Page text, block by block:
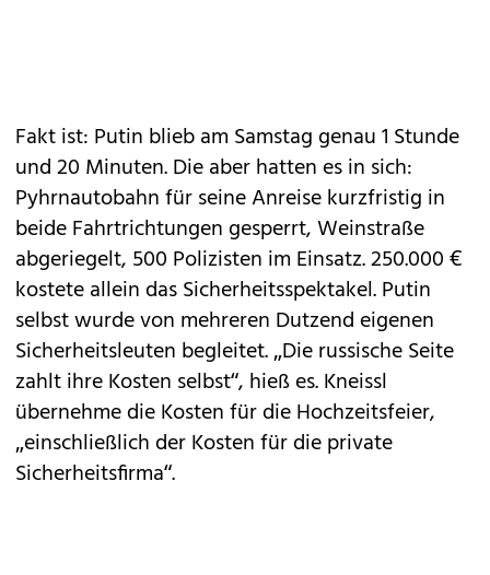
Fakt ist: Putin blieb am Samstag genau 1 Stunde
und 20 Minuten. Die aber hatten es in sich:
Pyhrnautobahn für seine Anreise kurzfristig in
beide Fahrtrichtungen gesperrt, Weinstraße
abgeriegelt, 500 Polizisten im Einsatz. 250.000 €
kostete allein das Sicherheitsspektakel. Putin
selbst wurde von mehreren Dutzend eigenen
Sicherheitsleuten begleitet. „Die russische Seite
zahlt ihre Kosten selbst“, hieß es. Kneissl
übernehme die Kosten für die Hochzeitsfeier,
„einschließlich der Kosten für die private
Sicherheitsfirma“.